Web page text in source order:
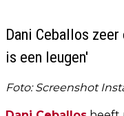
Dani Ceballos
is een leugen'
Foto: Screenshot